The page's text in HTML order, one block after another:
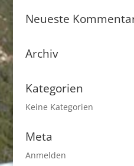
Neueste
Archiv
Kategorien
Keine Kategorien
Meta
Anmelden